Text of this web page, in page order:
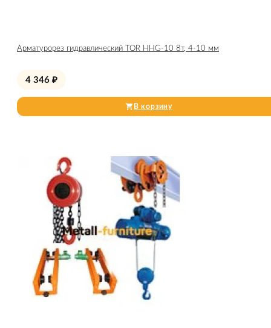
Арматурорез гидравлический TOR HHG-10 8т, 4-10 мм
4 346 ₽
В корзину